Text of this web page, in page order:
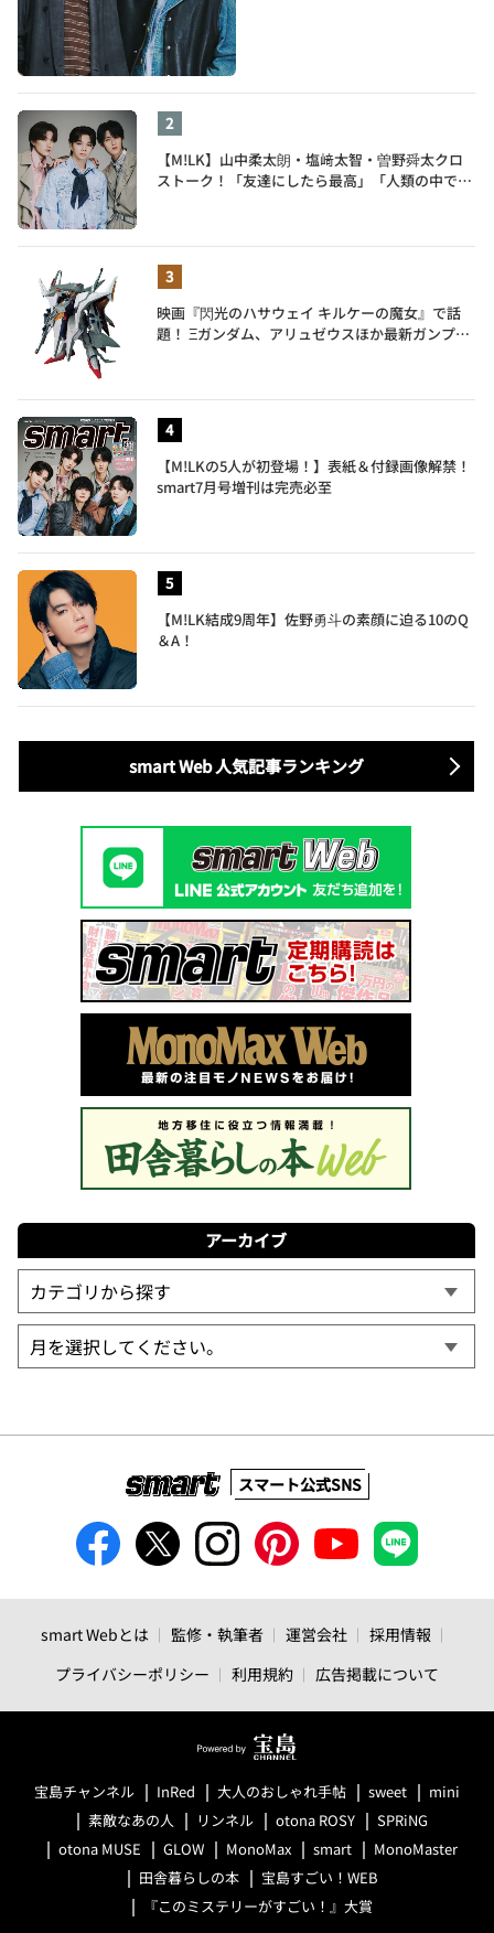
【M!LK】山中柔太朗・塩﨑太智・曽野舜太クロ
ストーク！「友達にしたら最高」「人類の中で桁
映画『閃光のハサウェイ キルケーの魔女』で話
題！ Ξガンダム、アリュゼウスほか最新ガンプラ
【M!LKの5人が初登場！】表紙＆付録画像解禁！
smart7月号増刊は完売必至
【M!LK結成9周年】佐野勇斗の素顔に迫る10のQ
＆A！
smart Web 人気記事ランキング
アーカイブ
スマート公式SNS
smart Webとは 監修・執筆者 運営会社
採用情報
プライバシーポリシー
利用規約 広告掲載について
宝島チャンネル InRed 大人のおしゃれ手帖 sweet
mini
素敵なあの人
リンネル otona ROSY
SPRiNG
otona MUSE
GLOW MonoMax smart
MonoMaster
田舎暮らしの本
宝島すごい！WEB
『このミステリーがすごい！』大賞